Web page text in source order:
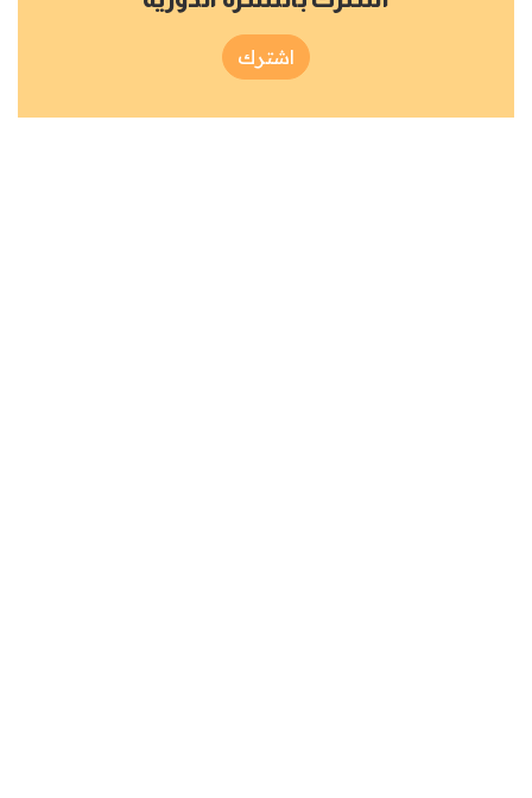
اشترك